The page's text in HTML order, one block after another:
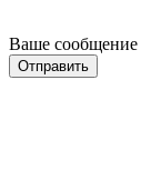
Ваше сообщение